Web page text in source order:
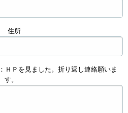
住所
ＨＰを見ました。折り返し連絡願いま
す。